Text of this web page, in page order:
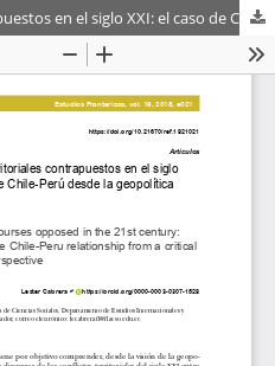
Discursos territoriales contrapuestos en el siglo XXI: el caso de Chile-Perú desde la geopolítica crítica